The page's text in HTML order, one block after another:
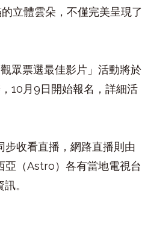
立體雲朵，不僅完美呈現了
眾票選最佳影片」活動將於
10月9日開始報名，詳細活
步收看直播，網路直播則由
亞（Astro）各有當地電視台
。